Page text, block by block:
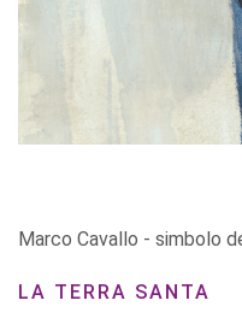
Marco Cavallo - simbolo
LA TERRA SANTA